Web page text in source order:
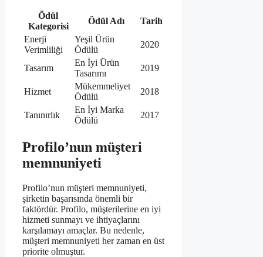
Ödül
Kategorisi
Ödül Adı
Tarih
Enerji
Verimliliği
Yeşil Ürün
Ödülü
2020
Tasarım
En İyi Ürün
Tasarımı
2019
Hizmet
Mükemmeliyet
Ödülü
2018
Tanınırlık
En İyi Marka
Ödülü
2017
Profilo’nun müşteri
memnuniyeti
Profilo’nun müşteri memnuniyeti,
şirketin başarısında önemli bir
faktördür. Profilo, müşterilerine en iyi
hizmeti sunmayı ve ihtiyaçlarını
karşılamayı amaçlar. Bu nedenle,
müşteri memnuniyeti her zaman en üst
priorite olmuştur.